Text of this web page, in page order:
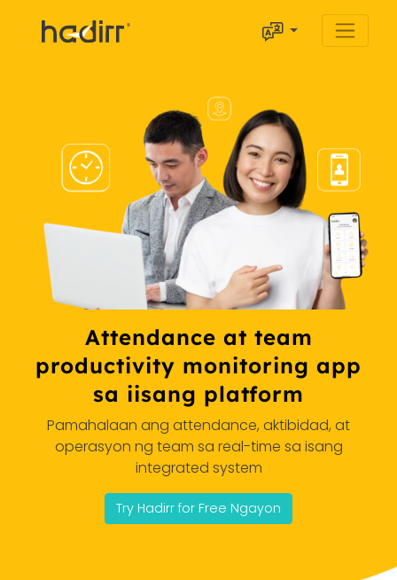
Attendance at team
productivity monitoring app
sa iisang platform
Pamahalaan ang attendance, aktibidad, at
operasyon ng team sa real-time sa isang
integrated system
Try Hadirr for Free Ngayon